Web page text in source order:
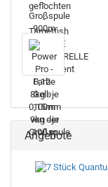
Angebote